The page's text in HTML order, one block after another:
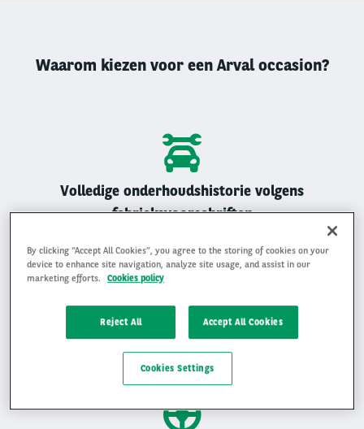
Waarom kiezen voor een Arval occasion?
Volledige onderhoudshistorie volgens
fabrieksvoorschriften
Gemiddelde beoordeling van 4,9 op 5
By clicking “Accept All Cookies”, you agree to the storing of cookies on your
device to enhance site navigation, analyze site usage, and assist in our
marketing efforts.
Cookies policy
Reject All Accept All Cookies
Cookies Settings